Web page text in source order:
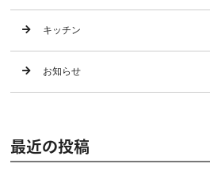
キッチン
お知らせ
最近の投稿